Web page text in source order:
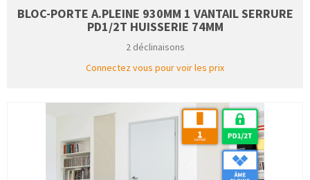
BLOC-PORTE A.PLEINE 930MM 1 VANTAIL SERRURE
PD1/2T HUISSERIE 74MM
2 déclinaisons
Connectez vous pour voir les prix